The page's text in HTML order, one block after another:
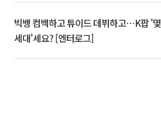
빅뱅 컴백하고 튜이드 데뷔하고⋯K팝 '몇
세대'세요? [엔터로그]